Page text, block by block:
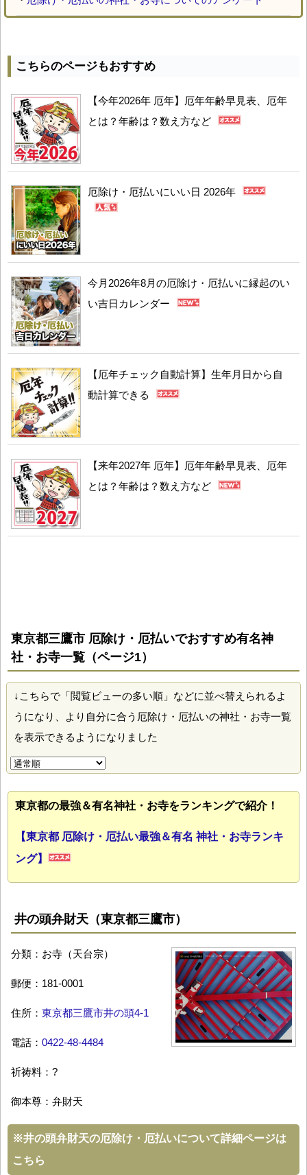
こちらのページもおすすめ
【今年2026年 厄年】厄年年齢早見表、厄年
とは？年齢は？数え方など
厄除け・厄払いにいい日 2026年
今月2026年8月の厄除け・厄払いに縁起のい
い吉日カレンダー
【厄年チェック自動計算】生年月日から自
動計算できる
【来年2027年 厄年】厄年年齢早見表、厄年
とは？年齢は？数え方など
東京都三鷹市 厄除け・厄払いでおすすめ有名神
社・お寺一覧（ページ1）
↓こちらで「閲覧ビューの多い順」などに並べ替えられるよ
うになり、より自分に合う厄除け・厄払いの神社・お寺一覧
を表示できるようになりました
東京都の最強＆有名神社・お寺をランキングで紹介！
【東京都 厄除け・厄払い最強＆有名 神社・お寺ランキ
ング】
井の頭弁財天（東京都三鷹市）
分類：お寺（天台宗）
郵便：181-0001
住所： 東京都三鷹市井の頭4-1
電話： 0422-48-4484
祈祷料：?
御本尊：弁財天
※井の頭弁財天の厄除け・厄払いについて詳細ページは
こちら